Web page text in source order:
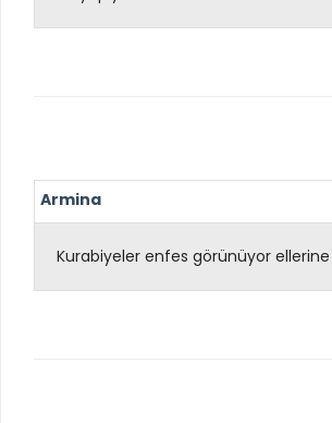
Armina
Kurabiyeler enfes görünüyor ellerine